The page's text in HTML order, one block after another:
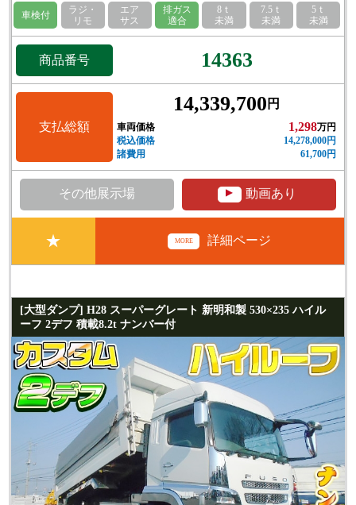
車検付
ラジ・
リモ
エア
サス
排ガス
適合
8ｔ
未満
7.5ｔ
未満
5ｔ
未満
商品番号 14363
支払総額
14,339,700 円
車両価格 1,298万円
税込価格
14,278,000円
諸費用
61,700円
その他展示場 ▲ 動画あり
★ MORE 詳細ページ
[大型ダンプ] H28 スーパーグレート 新明和製 530×235 ハイル
ーフ 2デフ 積載8.2t ナンバー付